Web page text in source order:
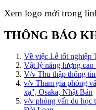
Xem logo mới trong
THÔNG BÁO
Về việc Lễ tốt nghiệp
Vật lý năng lượng
V/v Thu thập thông
v/v Tham gia phỏng
xạ", Osaka, Nhật Bản
v/v phỏng vấn du học